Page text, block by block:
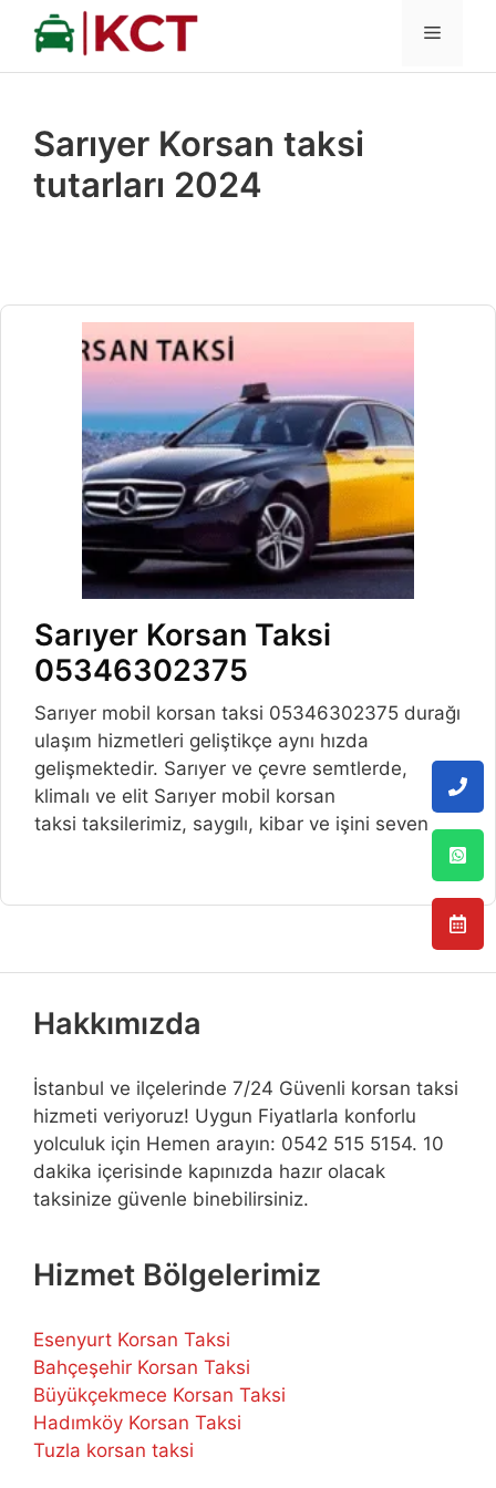
İçeriğe
MENÜ
Sarıyer Korsan taksi
tutarları 2024
Sarıyer Korsan Taksi
05346302375
Sarıyer mobil korsan taksi 05346302375 durağı
ulaşım hizmetleri geliştikçe aynı hızda
gelişmektedir. Sarıyer ve çevre semtlerde,
klimalı ve elit Sarıyer mobil korsan
taksi taksilerimiz, saygılı, kibar ve işini seven
Hakkımızda
İstanbul ve ilçelerinde 7/24 Güvenli korsan taksi
hizmeti veriyoruz! Uygun Fiyatlarla konforlu
yolculuk için Hemen arayın: 0542 515 5154. 10
dakika içerisinde kapınızda hazır olacak
taksinize güvenle binebilirsiniz.
Hizmet Bölgelerimiz
Esenyurt Korsan Taksi
Bahçeşehir Korsan Taksi
Büyükçekmece Korsan Taksi
Hadımköy Korsan Taksi
Tuzla korsan taksi